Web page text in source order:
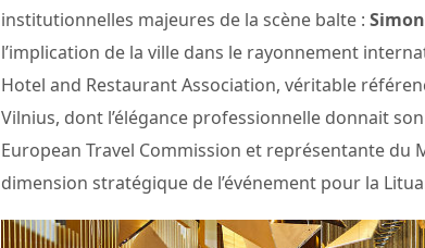
institutionnelles majeures de la scène balte :
l’implication de la ville dans le rayonnement
Hotel and Restaurant Association, véritable
Vilnius, dont l’élégance professionnelle donnait
European Travel Commission et représentante
dimension stratégique de l’événement pour la